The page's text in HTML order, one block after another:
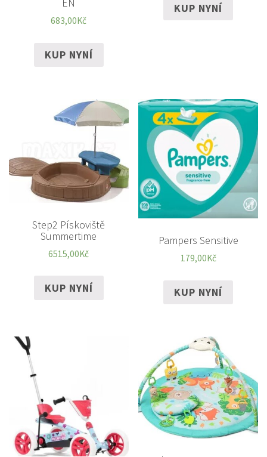
683,00Kč
KUP NYNÍ
KUP NYNÍ
Step2 Pískoviště
Summertime
6515,00Kč
KUP NYNÍ
Pampers Sensitive
179,00Kč
KUP NYNÍ